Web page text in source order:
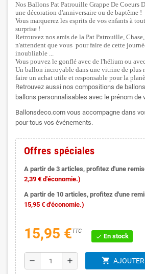
Nos Ballons Pat Patrouille Grappe De Coeurs
une décoration d'anniversaire ou de baptême !
Vous marquerez les esprits de vos enfants à
surprise !
Retrouvez nos amis de la Pat Patrouille,
n'attendent que vous pour faire de cette
inoubliable ...
Vous pouvez le gonflé avec de l'hélium ou
Un ballon incroyable dans une vitrine de plus
faire un achat utile et responsable pour la
Retrouvez aussi nos compositions de
ballons personnalisables avec le prénom de
Ballonsdeco.com vous accompagne dans
pour tous vos événements.
Offres spéciales
A partir de 3 articles, profitez d'une
2,39 € d'économie.)
A partir de 10 articles, profitez d'une
15,95 € d'économie.)
15,95 €TTC
check En stock
remove add shopping_cart